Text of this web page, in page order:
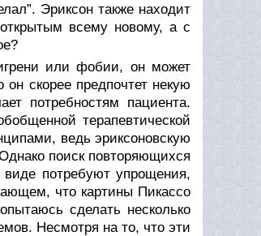
Эриксон также находит
всему новому, а с
или фобии, он может
скорее предпочтет некую
потребностям пациента.
терапевтической
ведь эриксоновскую
поиск повторяю­щихся
потребуют упрощения,
что картины Пикассо
сделать несколько
Несмотря на то, что эти